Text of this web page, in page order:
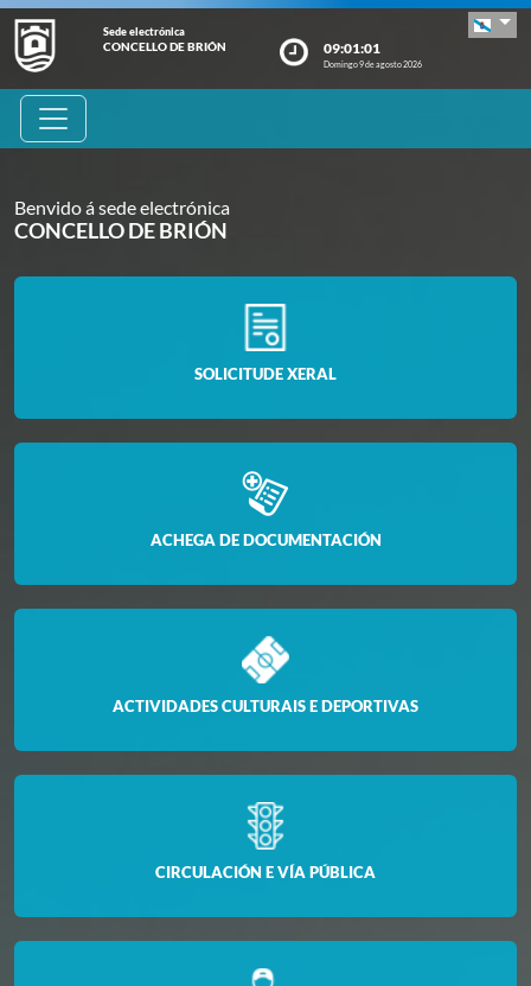
Sede electrónica
CONCELLO DE BRIÓN 09:01:02
Domingo 9 de agosto 2026
Benvido á sede electrónica
CONCELLO DE BRIÓN
SOLICITUDE XERAL
ACHEGA DE DOCUMENTACIÓN
ACTIVIDADES CULTURAIS E DEPORTIVAS
CIRCULACIÓN E VÍA PÚBLICA